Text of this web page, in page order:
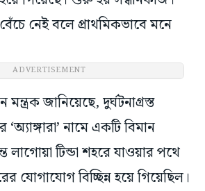
নেই বলে প্রাথমিকভাবে মনে
ADVERTISEMENT
জানিয়েছে, দুর্ঘটনাগ্রস্ত
‘অ্যাঙ্গারা’ নামে একটি বিমান
লাগোয়া টিন্ডা শহরে যাওয়ার পথে
যোগাযোগ বিচ্ছিন্ন হয়ে গিয়েছিল।